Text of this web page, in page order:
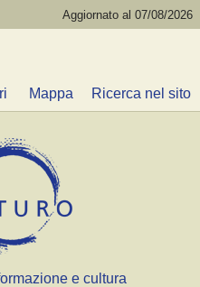
Aggiornato al 07/08/2026
Mappa Ricerca nel sito
e cultura